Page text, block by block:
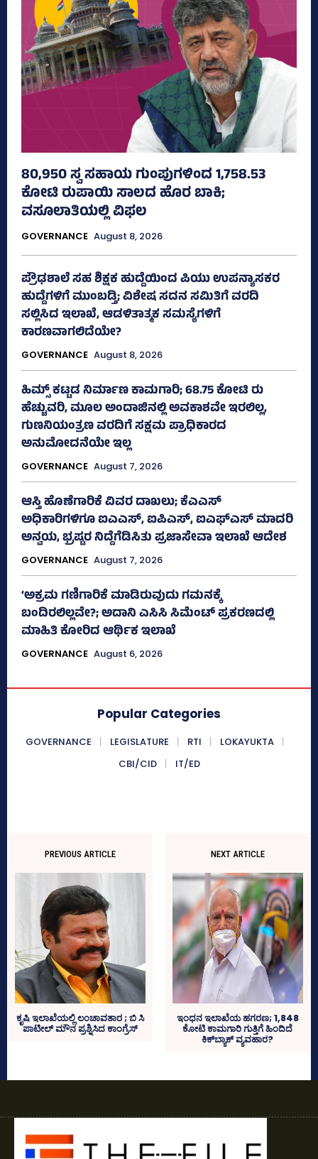
80,950 ಸ್ವ ಸಹಾಯ ಗುಂಪುಗಳಿಂದ 1,758.53
ಕೋಟಿ ರುಪಾಯಿ ಸಾಲದ ಹೊರ ಬಾಕಿ;
ವಸೂಲಾತಿಯಲ್ಲಿ ವಿಫಲ
GOVERNANCE August 8, 2026
ಪ್ರೌಢಶಾಲೆ ಸಹ ಶಿಕ್ಷಕ ಹುದ್ದೆಯಿಂದ ಪಿಯು ಉಪನ್ಯಾಸಕರ
ಹುದ್ದೆಗಳಿಗೆ ಮುಂಬಡ್ತಿ; ವಿಶೇಷ ಸದನ ಸಮಿತಿಗೆ ವರದಿ
ಸಲ್ಲಿಸಿದ ಇಲಾಖೆ, ಆಡಳಿತಾತ್ಮಕ ಸಮಸ್ಯೆಗಳಿಗೆ
ಕಾರಣವಾಗಲಿದೆಯೇ?
GOVERNANCE August 8, 2026
ಹಿಮ್ಸ್‌ ಕಟ್ಟಡ ನಿರ್ಮಾಣ ಕಾಮಗಾರಿ; 68.75 ಕೋಟಿ ರು
ಹೆಚ್ಚುವರಿ, ಮೂಲ ಅಂದಾಜಿನಲ್ಲಿ ಅವಕಾಶವೇ ಇರಲಿಲ್ಲ,
ಗುಣನಿಯಂತ್ರಣ ವರದಿಗೆ ಸಕ್ಷಮ ಪ್ರಾಧಿಕಾರದ
ಅನುಮೋದನೆಯೇ ಇಲ್ಲ
GOVERNANCE August 7, 2026
ಆಸ್ತಿ ಹೊಣೆಗಾರಿಕೆ ವಿವರ ದಾಖಲು; ಕೆಎಎಸ್
ಅಧಿಕಾರಿಗಳಿಗೂ ಐಎಎಸ್‌, ಐಪಿಎಸ್‌, ಐಎಫ್‌ಎಸ್‌ ಮಾದರಿ
ಅನ್ವಯ, ಭ್ರಷ್ಟರ ನಿದ್ದೆಗೆಡಿಸಿತು ಪ್ರಜಾಸೇವಾ ಇಲಾಖೆ ಆದೇಶ
GOVERNANCE August 7, 2026
‘ಅಕ್ರಮ ಗಣಿಗಾರಿಕೆ ಮಾಡಿರುವುದು ಗಮನಕ್ಕೆ
ಬಂದಿರಲಿಲ್ಲವೇ?; ಅದಾನಿ ಎಸಿಸಿ ಸಿಮೆಂಟ್ ಪ್ರಕರಣದಲ್ಲಿ
ಮಾಹಿತಿ ಕೋರಿದ ಆರ್ಥಿಕ ಇಲಾಖೆ
GOVERNANCE August 6, 2026
Popular Categories
GOVERNANCE LEGISLATURE RTI
LOKAYUKTA
CBI/CID
IT/ED
PREVIOUS ARTICLE
ಕೃಷಿ ಇಲಾಖೆಯಲ್ಲಿ ಲಂಚಾವತಾರ ; ಬಿ ಸಿ
ಪಾಟೀಲ್‌ ಮೌನ ಪ್ರಶ್ನಿಸಿದ ಕಾಂಗ್ರೆಸ್‌
NEXT ARTICLE
ಇಂಧನ ಇಲಾಖೆಯ ಹಗರಣ; 1,848
ಕೋಟಿ ಕಾಮಗಾರಿ ಗುತ್ತಿಗೆ ಹಿಂದಿದೆ
ಕಿಕ್‌ಬ್ಯಾಕ್‌ ವ್ಯವಹಾರ?